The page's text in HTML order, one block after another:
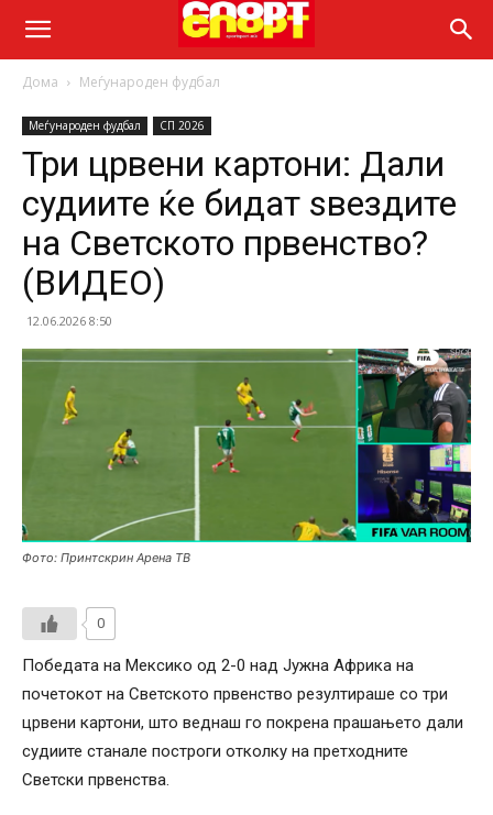
Дома Меѓународен фудбал
Меѓународен фудбал СП 2026
Три црвени картони: Дали
судиите ќе бидат ѕвездите
на Светското првенство?
(ВИДЕО)
12.06.2026 8:50
Фото: Принтскрин Арена ТВ
0
Победата на Мексико од 2-0 над Јужна Африка на
почетокот на Светското првенство резултираше со три
црвени картони, што веднаш го покрена прашањето дали
судиите станале построги отколку на претходните
Светски првенства.